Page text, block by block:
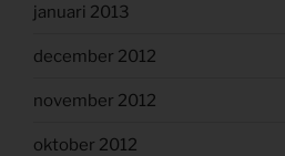
januari 2013
december 2012
november 2012
oktober 2012